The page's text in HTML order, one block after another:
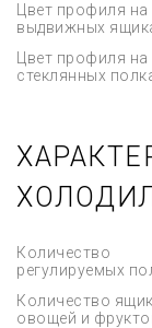
Цвет профиля на
выдвижных
Цвет профиля на
стеклянных
Количество
регулируемых
Количество
овощей и